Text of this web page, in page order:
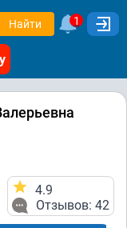
Найти 1
4.9
Отзывов: 42